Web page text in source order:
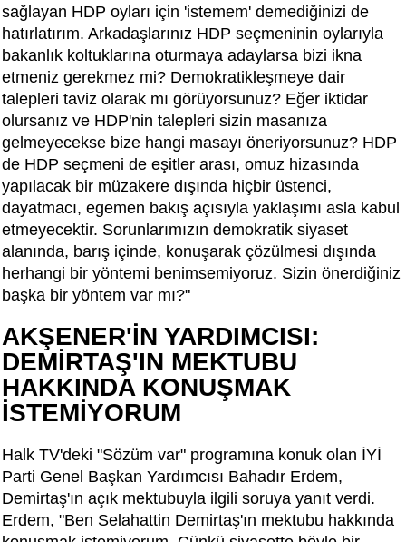
sağlayan HDP oyları için 'istemem' demediğinizi de
hatırlatırım. Arkadaşlarınız HDP seçmeninin oylarıyla
bakanlık koltuklarına oturmaya adaylarsa bizi ikna
etmeniz gerekmez mi? Demokratikleşmeye dair
talepleri taviz olarak mı görüyorsunuz? Eğer iktidar
olursanız ve HDP'nin talepleri sizin masanıza
gelmeyecekse bize hangi masayı öneriyorsunuz? HDP
de HDP seçmeni de eşitler arası, omuz hizasında
yapılacak bir müzakere dışında hiçbir üstenci,
dayatmacı, egemen bakış açısıyla yaklaşımı asla kabul
etmeyecektir. Sorunlarımızın demokratik siyaset
alanında, barış içinde, konuşarak çözülmesi dışında
herhangi bir yöntemi benimsemiyoruz. Sizin önerdiğiniz
başka bir yöntem var mı?"
AKŞENER'İN YARDIMCISI:
DEMİRTAŞ'IN MEKTUBU
HAKKINDA KONUŞMAK
İSTEMİYORUM
Halk TV'deki "Sözüm var" programına konuk olan İYİ
Parti Genel Başkan Yardımcısı Bahadır Erdem,
Demirtaş'ın açık mektubuyla ilgili soruya yanıt verdi.
Erdem, "Ben Selahattin Demirtaş'ın mektubu hakkında